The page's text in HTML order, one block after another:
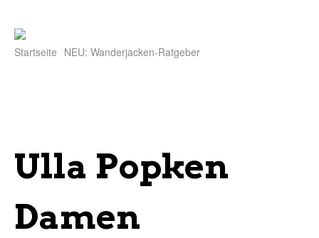
Startseite NEU: Wanderjacken-Ratgeber
Ulla Popken
Damen